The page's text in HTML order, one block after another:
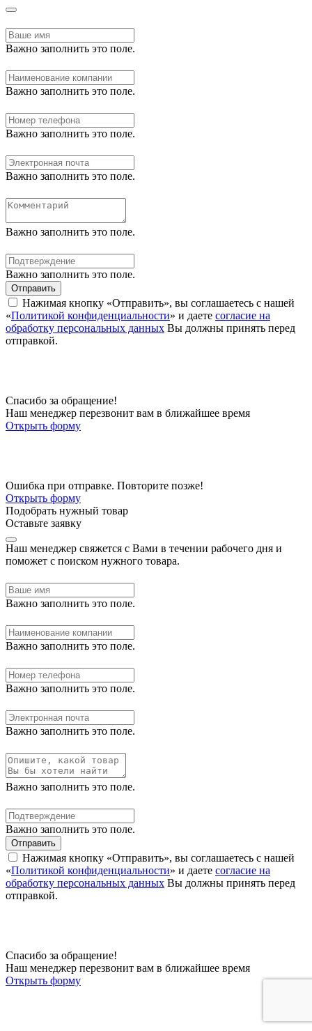
Важно заполнить это поле.
Важно заполнить это поле.
Важно заполнить это поле.
Важно заполнить это поле.
Важно заполнить это поле.
Важно заполнить это поле.
Отправить
Нажимая кнопку «Отправить», вы соглашаетесь с нашей
«Политикой конфиденциальности» и даете согласие на
обработку персональных данных Вы должны принять перед
отправкой.
Спасибо за обращение!
Наш менеджер перезвонит вам в ближайшее время
Открыть форму
Ошибка при отправке. Повторите позже!
Открыть форму
Подобрать нужный товар
Оставьте заявку
Наш менеджер свяжется с Вами в течении рабочего дня и
поможет с поиском нужного товара.
Важно заполнить это поле.
Важно заполнить это поле.
Важно заполнить это поле.
Важно заполнить это поле.
Важно заполнить это поле.
Важно заполнить это поле.
Отправить
Нажимая кнопку «Отправить», вы соглашаетесь с нашей
«Политикой конфиденциальности» и даете согласие на
обработку персональных данных Вы должны принять перед
отправкой.
Спасибо за обращение!
Наш менеджер перезвонит вам в ближайшее время
Открыть форму